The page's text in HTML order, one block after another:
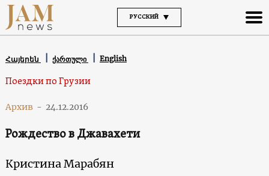
РУССКИЙ
Հայերեն ქართული English
Поездки по Грузии
Архив - 24.12.2016
Рождество в Джавахети
Кристина Марабян